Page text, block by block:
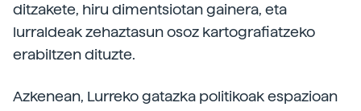
ditzakete, hiru dimentsiotan gainera, eta
lurraldeak zehaztasun osoz kartografiatzeko
erabiltzen dituzte.
Azkenean, Lurreko gatazka politikoak espazioan